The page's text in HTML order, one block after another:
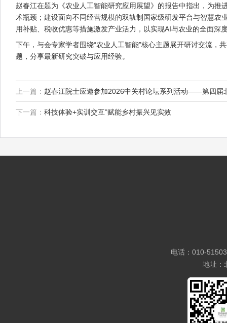
赵春江在题为《农业人工智能研究应用展望》的报告中指出，为
术瓶颈；建设面向不同经营规模的双轨制国家级研发平台与智慧
用补贴、税收优惠等措施激发产业活力，以实现AI与农业的全面深
下午，与会专家学者围绕“农业人工智能”核心主题展开研讨交流
题，分享最新研究突破与应用经验。
上一篇： 赵春江院士应邀参加2026中关村论坛系列活动——第四届
下一篇： 科技体验+实训交互”赋能乡村振兴见实效
电话：010-
地址：